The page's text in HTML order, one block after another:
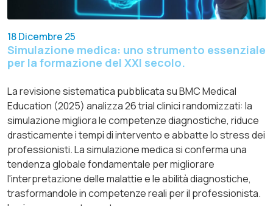
18 Dicembre 25
Simulazione medica: uno strumento essenziale
per la formazione del XXI secolo.
La revisione sistematica pubblicata su BMC Medical
Education (2025) analizza 26 trial clinici randomizzati: la
simulazione migliora le competenze diagnostiche, riduce
drasticamente i tempi di intervento e abbatte lo stress dei
professionisti. La simulazione medica si conferma una
tendenza globale fondamentale per migliorare
l'interpretazione delle malattie e le abilità diagnostiche,
trasformandole in competenze reali per il professionista.